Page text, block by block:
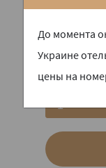
К-во гостей
1
До момента
Украине
цены на